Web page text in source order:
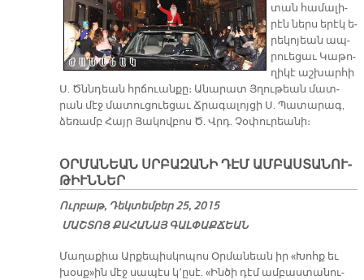
տան հա­մա­լի­
րէն ներս ե­րէկ ե­
րե­կո­յեան ապ­
րուե­ցաւ Կա­թո­
ղի­կէ աշ­խար­հի
Ս. Ծննդեան հրճուան­քը։ Ա­նա­րատ Յղու­թեան մատ­
րան մէջ մա­տու­ցուե­ցաւ Ճրա­գա­լոյ­ցի Ս. Պա­տա­րագ,
ձե­ռամբ Հայր Յա­կով­բոս Ծ. Վրդ. Չօ­փու­րեա­նի։
ՕՐ­ՄԱ­ՆԵԱՆ ՍՐԲԱ­ԶԱ­ՆԻ ԴԷՄ ԱՄ­ԲԱՍ­ՏԱ­ՆՈՒ­
ԹԻՒՆ­ՆԵՐ
Ուրբաթ, Դեկտեմբեր 25, 2015
ՄԱՇ­ՏՈՑ ՔԱ­ՀԱ­ՆԱՅ ԳԱԼ­ՓԱՔ­ՃԵԱՆ
Մա­ղա­քիա Ար­քե­պիս­կո­պոս Օր­մա­նեան իր «Խոհք եւ
խօսք»ին մէջ սա­պէս կ՚ը­սէ. «Ին­ծի դէմ ամ­բաս­տա­նու­